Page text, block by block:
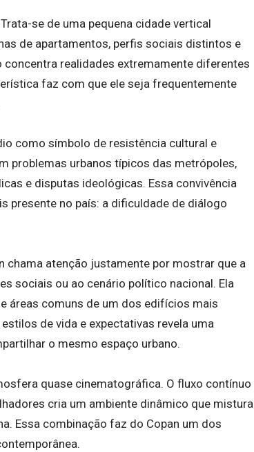
se de uma pequena cidade vertical
de apartamentos, perfis sociais distintos e
realidades extremamente diferentes
faz com que ele seja frequentemente
como símbolo de resistência cultural e
problemas urbanos típicos das metrópoles,
e disputas ideológicas. Essa convivência
presente no país: a dificuldade de diálogo
chama atenção justamente por mostrar que a
sociais ou ao cenário político nacional. Ela
áreas comuns de um dos edifícios mais
de vida e expectativas revela uma
o mesmo espaço urbano.
quase cinematográfica. O fluxo contínuo
cria um ambiente dinâmico que mistura
Essa combinação faz do Copan um dos